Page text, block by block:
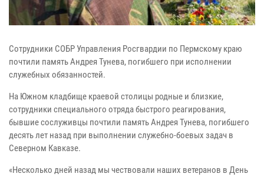
Сотрудники СОБР Управления Росгвардии по Пермскому краю
почтили память Андрея Тунева, погибшего при исполнении
служебных обязанностей.
На Южном кладбище краевой столицы родные и близкие,
сотрудники специального отряда быстрого реагирования,
бывшие сослуживцы почтили память Андрея Тунева, погибшего
десять лет назад при выполнении служебно-боевых задач в
Северном Кавказе.
«Несколько дней назад мы чествовали наших ветеранов в День